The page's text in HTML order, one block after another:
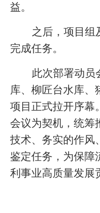
益。
之后，项目组
完成任务。
此次部署动员
库、柳匠台水库、
项目正式拉开序幕
会议为契机，统筹
技术、务实的作风
鉴定任务，为保障
利事业高质量发展